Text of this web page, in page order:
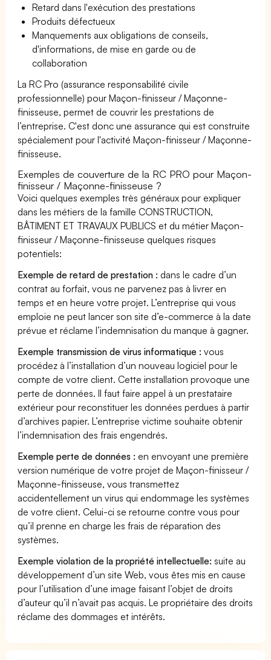
Retard dans l'exécution des prestations
Produits défectueux
Manquements aux obligations de conseils,
d'informations, de mise en garde ou de
collaboration
La RC Pro (assurance responsabilité civile
professionnelle) pour Maçon-finisseur / Maçonne-
finisseuse, permet de couvrir les prestations de
l’entreprise. C'est donc une assurance qui est construite
spécialement pour l'activité Maçon-finisseur / Maçonne-
finisseuse.
Exemples de couverture de la RC PRO pour Maçon-
finisseur / Maçonne-finisseuse ?
Voici quelques exemples très généraux pour expliquer
dans les métiers de la famille CONSTRUCTION,
BÂTIMENT ET TRAVAUX PUBLICS et du métier Maçon-
finisseur / Maçonne-finisseuse quelques risques
potentiels:
Exemple de retard de prestation : dans le cadre d’un
contrat au forfait, vous ne parvenez pas à livrer en
temps et en heure votre projet. L’entreprise qui vous
emploie ne peut lancer son site d’e-commerce à la date
prévue et réclame l’indemnisation du manque à gagner.
Exemple transmission de virus informatique : vous
procédez à l’installation d’un nouveau logiciel pour le
compte de votre client. Cette installation provoque une
perte de données. Il faut faire appel à un prestataire
extérieur pour reconstituer les données perdues à partir
d’archives papier. L’entreprise victime souhaite obtenir
l’indemnisation des frais engendrés.
Exemple perte de données : en envoyant une première
version numérique de votre projet de Maçon-finisseur /
Maçonne-finisseuse, vous transmettez
accidentellement un virus qui endommage les systèmes
de votre client. Celui-ci se retourne contre vous pour
qu’il prenne en charge les frais de réparation des
systèmes.
Exemple violation de la propriété intellectuelle: suite au
développement d’un site Web, vous êtes mis en cause
pour l’utilisation d’une image faisant l’objet de droits
d’auteur qu’il n’avait pas acquis. Le propriétaire des droits
réclame des dommages et intérêts.